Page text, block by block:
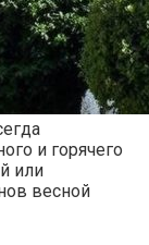
и горячего
или
весной